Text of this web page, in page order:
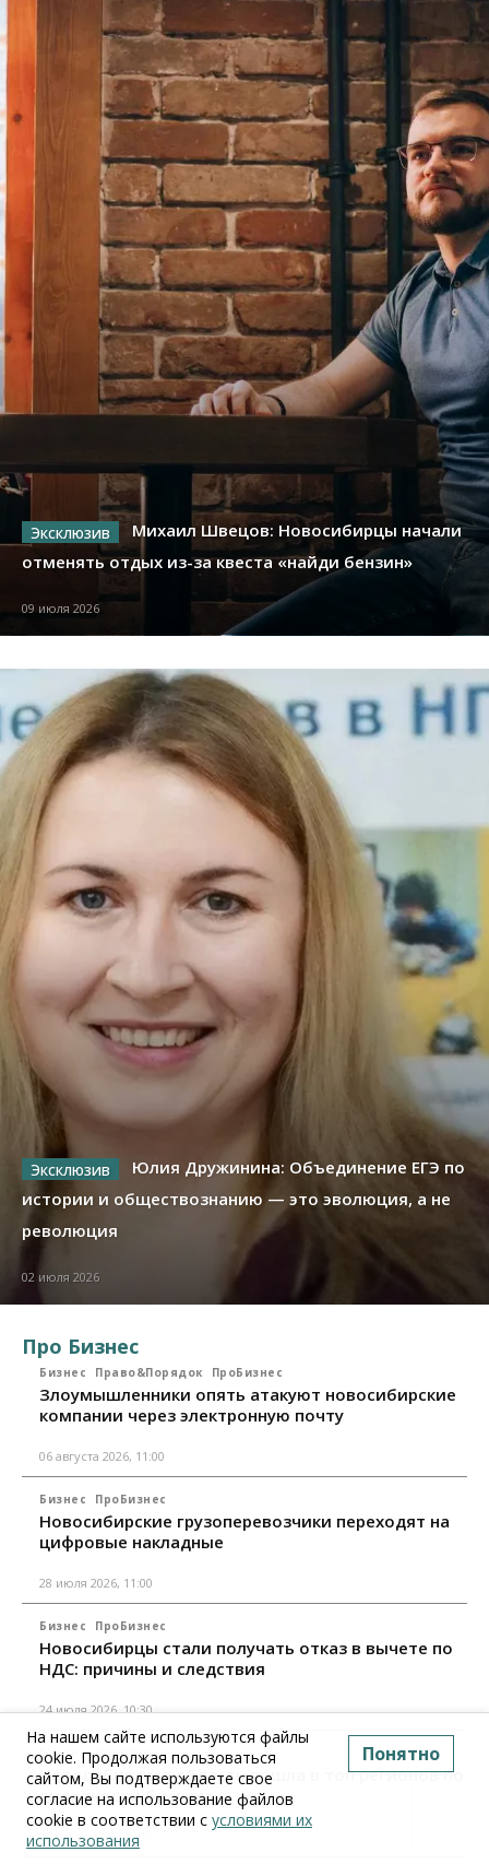
Михаил Швецов: Новосибирцы начали
отменять отдых из-за квеста «найди бензин»
09 июля 2026
Юлия Дружинина: Объединение ЕГЭ по
истории и обществознанию — это эволюция, а не
революция
02 июля 2026
Про Бизнес
Бизнес Право&Порядок ПроБизнес
Злоумышленники опять атакуют новосибирские
компании через электронную почту
06 августа 2026, 11:00
Бизнес ПроБизнес
Новосибирские грузоперевозчики переходят на
цифровые накладные
28 июля 2026, 11:00
Бизнес ПроБизнес
Новосибирцы стали получать отказ в вычете по
НДС: причины и следствия
24 июля 2026, 10:30
Бизнес ПроБизнес
Новосибирская область вошла в топ регионов по
смертности бизнеса
17 июля 2026, 12:00
На нашем сайте используются файлы
cookie. Продолжая пользоваться
сайтом, Вы подтверждаете свое
согласие на использование файлов
cookie в соответствии с условиями их
использования
Понятно